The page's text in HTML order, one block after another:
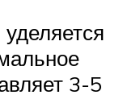
3-5